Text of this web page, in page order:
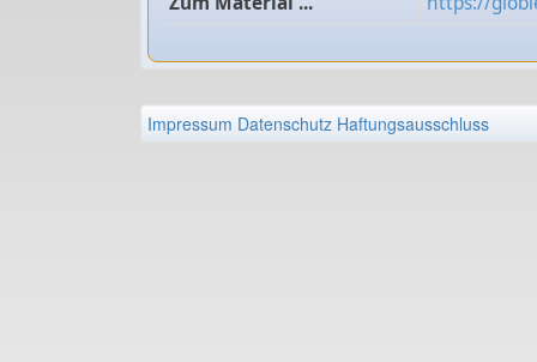
Impressum Datenschutz Haftungsausschluss